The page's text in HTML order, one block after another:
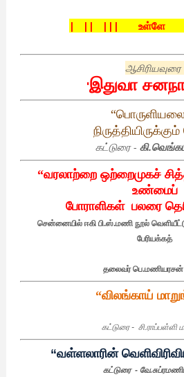
| || ||| உள்ளே
ஆசிரியவுரை
'இதுவா
“பொருளியலை
நிருத்தியிருக்கும்
கட்டுரை -
“வரலாற்றை ஒற்றைமுகச்
உண்மைப்
போராளிகள் பலரை
சென்னையில் ஈகி பி.ஸ்.மணி நூல்
பேரியக்கத்
தலைவர் பெ.மணியரசன்
“விலங்காய்
கட்டுரை - சி.ராப்பள்ளி
“வள்ளலாரின்
கட்டுரை - வே.